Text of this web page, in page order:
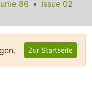
86
Issue 02
Zur Startseite